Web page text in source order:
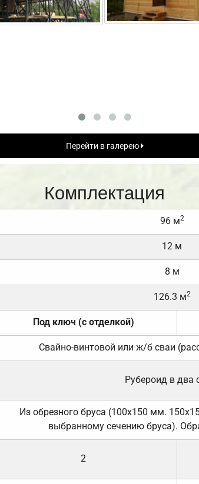
Перейти в галерею
Комплектация
96 м2
12 м
8 м
126.3 м2
Под ключ (с отделкой)
Свайно-винтовой или ж/б сваи
Рубероид в два
Из обрезного бруса (100х150 мм.
выбранному сечению бруса).
2